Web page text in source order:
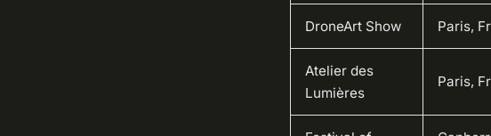
DroneArt Show Paris,
Atelier des
Lumières
Paris,